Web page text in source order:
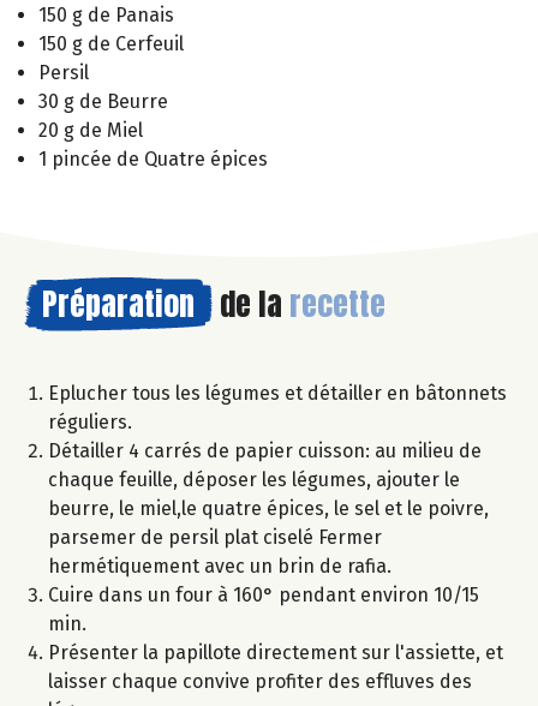
150 g de Panais
150 g de Cerfeuil
Persil
30 g de Beurre
20 g de Miel
1 pincée de Quatre épices
Préparation de la recette
Eplucher tous les légumes et détailler en bâtonnets
réguliers.
Détailler 4 carrés de papier cuisson: au milieu de
chaque feuille, déposer les légumes, ajouter le
beurre, le miel,le quatre épices, le sel et le poivre,
parsemer de persil plat ciselé Fermer
hermétiquement avec un brin de rafia.
Cuire dans un four à 160° pendant environ 10/15
min.
Présenter la papillote directement sur l'assiette, et
laisser chaque convive profiter des effluves des